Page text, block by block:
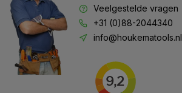
Veelgestelde vragen
+31 (0)88-2044340
info@houkematools.nl